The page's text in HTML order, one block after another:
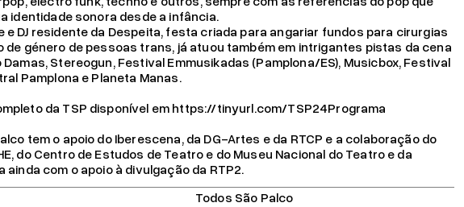
identidade sonora desde a infância.
e DJ residente da Despeita, festa criada para angariar fundos para cirurgias
de género de pessoas trans, já atuou também em intrigantes pistas da cena
Stereogun, Festival Emmusikadas (Pamplona/ES), Musicbox, Festival
Pamplona e Planeta Manas.
da TSP disponível em https://tinyurl.com/TSP24Programa
tem o apoio do Iberescena, da DG-Artes e da RTCP e a colaboração do
do Centro de Estudos de Teatro e do Museu Nacional do Teatro e da
ainda com o apoio à divulgação da RTP2.
Todos São Palco